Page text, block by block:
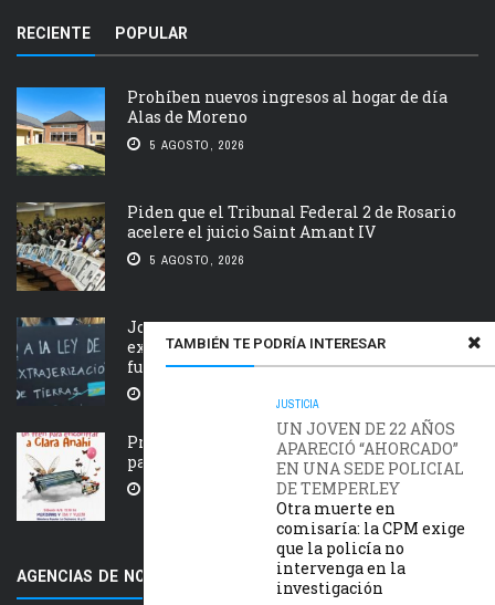
TAMBIÉN TE PODRÍA INTERESAR
JUSTICIA
UN JOVEN DE 22 AÑOS
APARECIÓ “AHORCADO”
EN UNA SEDE POLICIAL
DE TEMPERLEY
Otra muerte en
comisaría: la CPM exige
que la policía no
intervenga en la
investigación
RECIENTE POPULAR
Prohíben nuevos ingresos al hogar de día
Alas de Moreno
5 AGOSTO, 2026
Piden que el Tribunal Federal 2 de Rosario
acelere el juicio Saint Amant IV
5 AGOSTO, 2026
Jornada nacional en rechazo a la
extranjerización de tierras, manejo del
fuego y desalojos
Próxima estación: un tren de ida y vuelta
para Clara Anahí
AGENCIAS DE NOTICIAS AMIGAS